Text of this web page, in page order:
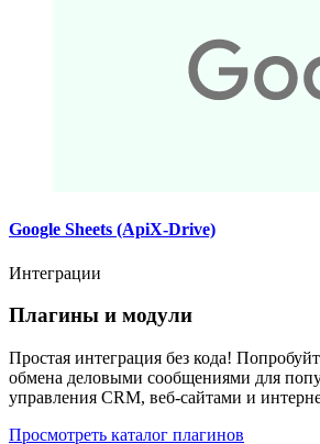
Google Sheets (ApiX-Drive)
Интеграции
Плагины и модули
Простая интеграция без кода!
обмена деловыми сообщениями для
управления CRM, веб-сайтами и
Просмотреть каталог плагинов